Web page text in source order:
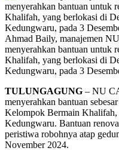
Ahmad Baily, manajemen
menyerahkan bantuan untuk
Khalifah, yang berlokasi di
Kedungwaru, pada 3
TULUNGAGUNG – NU
menyerahkan bantuan
Kelompok Bermain Khalifah,
Kedungwaru. Bantuan
peristiwa robohnya atap
November 2024.